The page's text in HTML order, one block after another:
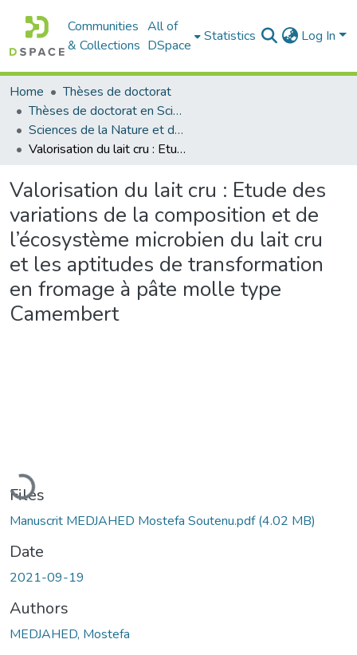
Communities
& Collections
All of
DSpace
Statistics Log In
Home
Thèses de doctorat
Thèses de doctorat en Sciences
Sciences de la Nature et de la Vie - علوم الطبيعة و الحياة
Valorisation du lait cru : Etude des variations de la composition et de l’écosystème microbien du lait cru et les aptitudes de transformation en fromage à pâte molle type Camembert
Valorisation du lait cru : Etude des
variations de la composition et de
l’écosystème microbien du lait cru
et les aptitudes de transformation
en fromage à pâte molle type
Camembert
Loading...
Files
Manuscrit MEDJAHED Mostefa Soutenu.pdf(4.02 MB)
Date
2021-09-19
Authors
MEDJAHED, Mostefa